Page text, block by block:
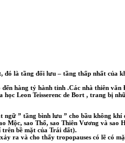
là tầng đối lưu – tầng thấp nhất của
đến hàng tỷ hành tinh .Các nhà thiên
Leon Teisserenc de Bort , trang bị
” tầng bình lưu ” cho bầu không
Mộc, sao Thổ, sao Thiên Vương và
trên bề mặt của Trái đất).
ra và cho thấy tropopauses có lẽ có